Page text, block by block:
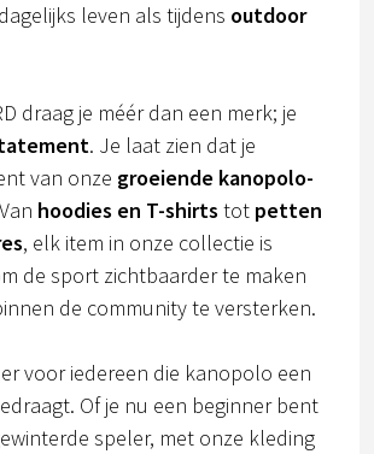
leven als tijdens outdoor
draag je méér dan een merk; je
. Je laat zien dat je
van onze groeiende kanopolo-
hoodies en T-shirts tot petten
, elk item in onze collectie is
de sport zichtbaarder te maken
de community te versterken.
er voor iedereen die kanopolo een
Of je nu een beginner bent
speler, met onze kleding